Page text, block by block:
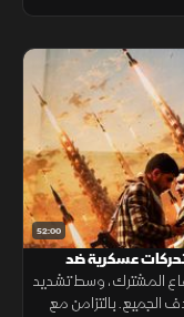
52:00
عسكرية ضد
المشترك، وسط تشديد
الجميع. بالتزامن مع